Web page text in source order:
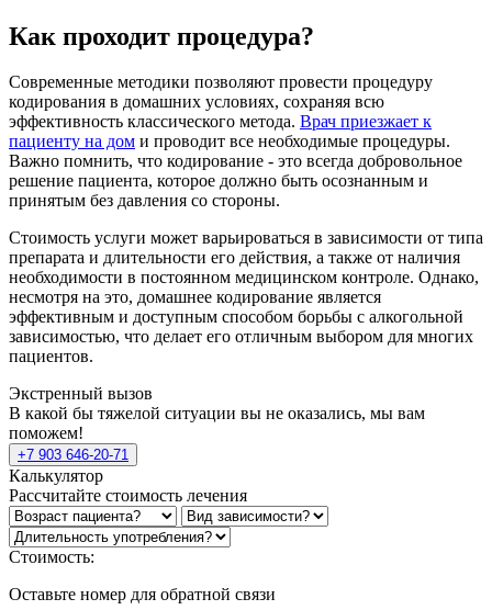
Как проходит процедура?
Современные методики позволяют провести процедуру
кодирования в домашних условиях, сохраняя всю
эффективность классического метода. Врач приезжает к
пациенту на дом и проводит все необходимые процедуры.
Важно помнить, что кодирование - это всегда добровольное
решение пациента, которое должно быть осознанным и
принятым без давления со стороны.
Стоимость услуги может варьироваться в зависимости от типа
препарата и длительности его действия, а также от наличия
необходимости в постоянном медицинском контроле. Однако,
несмотря на это, домашнее кодирование является
эффективным и доступным способом борьбы с алкогольной
зависимостью, что делает его отличным выбором для многих
пациентов.
Экстренный вызов
В какой бы тяжелой ситуации вы не оказались, мы вам
поможем!
+7 903 646-20-71
Калькулятор
Рассчитайте стоимость лечения
Стоимость:
Оставьте номер для обратной связи